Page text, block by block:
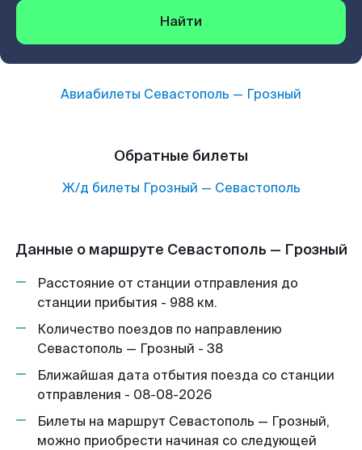
Найти
Авиабилеты Севастополь — Грозный
Обратные билеты
Ж/д билеты Грозный — Севастополь
Данные о маршруте Севастополь — Грозный
Расстояние от станции отправления до
станции прибытия - 988 км.
Количество поездов по направлению
Севастополь — Грозный - 38
Ближайшая дата отбытия поезда со станции
отправления - 08-08-2026
Билеты на маршрут Севастополь — Грозный,
можно приобрести начиная со следующей